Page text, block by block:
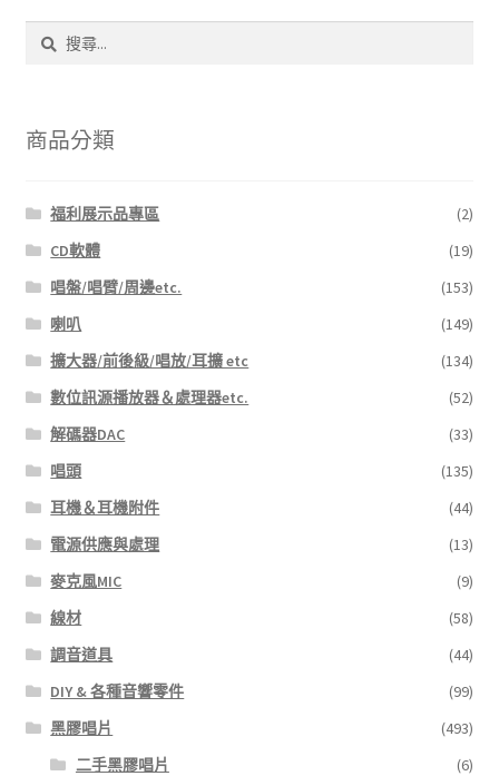
字:
商品分類
福利展示品專區
(2)
CD軟體
(19)
唱盤/唱臂/周邊etc.
(153)
喇叭
(149)
擴大器/前後級/唱放/耳擴 etc
(134)
數位訊源播放器＆處理器etc.
(52)
解碼器DAC
(33)
唱頭
(135)
耳機＆耳機附件
(44)
電源供應與處理
(13)
麥克風MIC
(9)
線材
(58)
調音道具
(44)
DIY & 各種音響零件
(99)
黑膠唱片
(493)
二手黑膠唱片
(6)